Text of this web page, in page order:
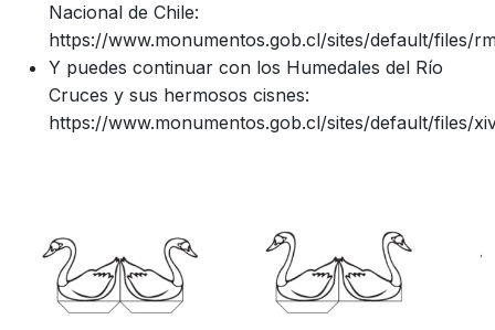
Nacional de Chile:
https://www.monumentos.gob.cl/sites/default/files/
Y puedes continuar con los Humedales del Río
Cruces y sus hermosos cisnes:
https://www.monumentos.gob.cl/sites/default/files/